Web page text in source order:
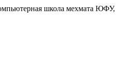
школа мехмата ЮФУ,